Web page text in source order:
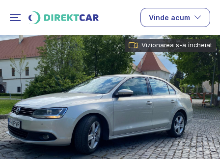
Vinde acum
Vizionarea s-a încheiat